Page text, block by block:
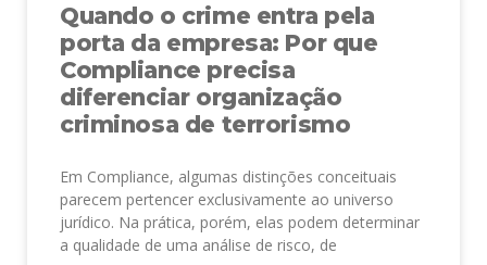
Quando o crime entra pela
porta da empresa: Por que
Compliance precisa
diferenciar organização
criminosa de terrorismo
Em Compliance, algumas distinções conceituais
parecem pertencer exclusivamente ao universo
jurídico. Na prática, porém, elas podem determinar
a qualidade de uma análise de risco, de